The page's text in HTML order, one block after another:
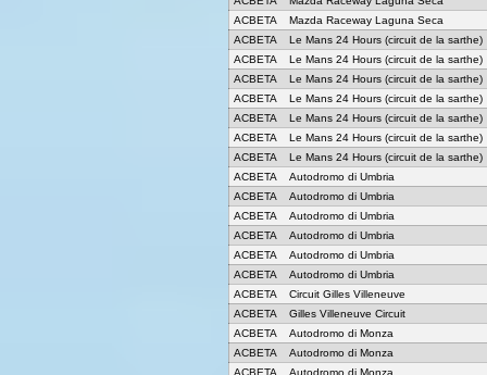
ACBETA
Mazda Raceway Laguna Seca
ACBETA
Le Mans 24 Hours (circuit de la sarthe)
ACBETA
Le Mans 24 Hours (circuit de la sarthe)
ACBETA
Le Mans 24 Hours (circuit de la sarthe)
ACBETA
Le Mans 24 Hours (circuit de la sarthe)
ACBETA
Le Mans 24 Hours (circuit de la sarthe)
ACBETA
Le Mans 24 Hours (circuit de la sarthe)
ACBETA
Le Mans 24 Hours (circuit de la sarthe)
ACBETA
Autodromo di Umbria
ACBETA
Autodromo di Umbria
ACBETA
Autodromo di Umbria
ACBETA
Autodromo di Umbria
ACBETA
Autodromo di Umbria
ACBETA
Autodromo di Umbria
ACBETA
Circuit Gilles Villeneuve
ACBETA
Gilles Villeneuve Circuit
ACBETA
Autodromo di Monza
ACBETA
Autodromo di Monza
ACBETA
Autodromo di Monza